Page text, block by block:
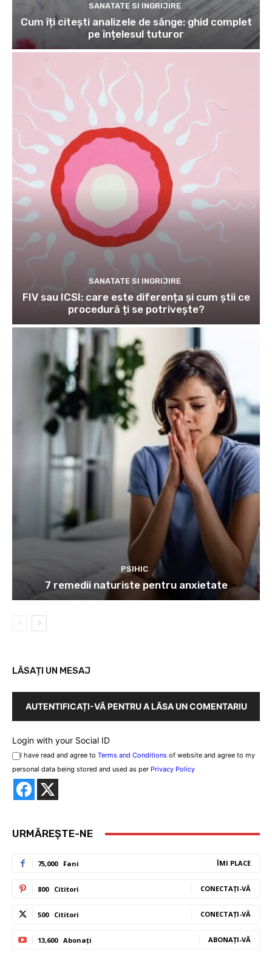
SANATATE SI INGRIJIRE
Cum îți citești analizele de sânge: ghid complet
pe înțelesul tuturor
SANATATE SI INGRIJIRE
FIV sau ICSI: care este diferența și cum știi ce
procedură ți se potrivește?
PSIHIC
7 remedii naturiste pentru anxietate
LĂSAȚI UN MESAJ
AUTENTIFICAȚI-VĂ PENTRU A LĂSA UN COMENTARIU
Login with your Social ID
I have read and agree to Terms and Conditions of website and agree to my
personal data being stored and used as per Privacy Policy
URMĂREȘTE-NE
75,000 Fani ÎMI PLACE
800 Cititori CONECTAȚI-VĂ
500 Cititori CONECTAȚI-VĂ
13,600 Abonați ABONAȚI-VĂ